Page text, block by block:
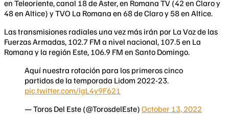
en Teleoriente, canal 18 de Aster, en Romana TV (42 en Claro y
48 en Altice) y TVO La Romana en 68 de Claro y 58 en Altice.
Las transmisiones radiales una vez más irán por La Voz de las
Fuerzas Armadas, 102.7 FM a nivel nacional, 107.5 en La
Romana y la región Este, 106.9 FM en Santo Domingo.
Aquí nuestra rotación para los primeros cinco
partidos de la temporada Lidom 2022-23.
pic.twitter.com/lgL4y9F621
— Toros Del Este (@TorosdelEste) October 13, 2022